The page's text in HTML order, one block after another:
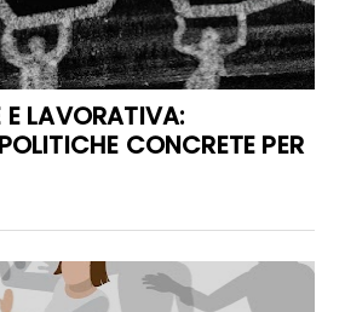
LAVORATIVA:
CONCRETE PER